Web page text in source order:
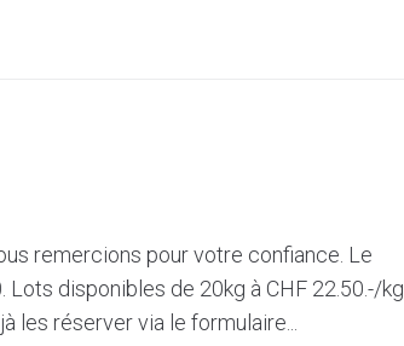
remercions pour votre confiance. Le
disponibles de 20kg à CHF 22.50.-/kg
les réserver via le formulaire...